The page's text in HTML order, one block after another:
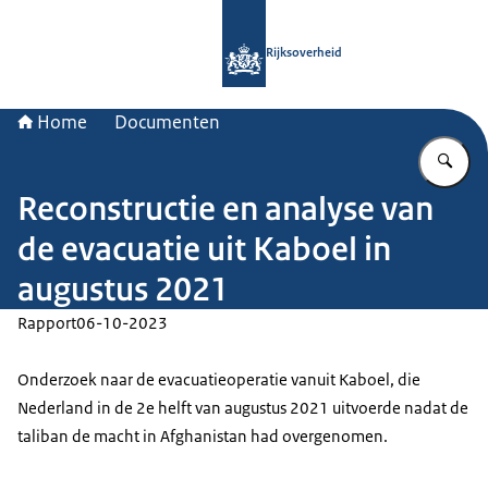
Rijksoverheid
Home Documenten
Reconstructie en analyse van
de evacuatie uit Kaboel in
augustus 2021
Rapport06-10-2023
Onderzoek naar de evacuatieoperatie vanuit Kaboel, die
Nederland in de 2e helft van augustus 2021 uitvoerde nadat de
taliban de macht in Afghanistan had overgenomen.